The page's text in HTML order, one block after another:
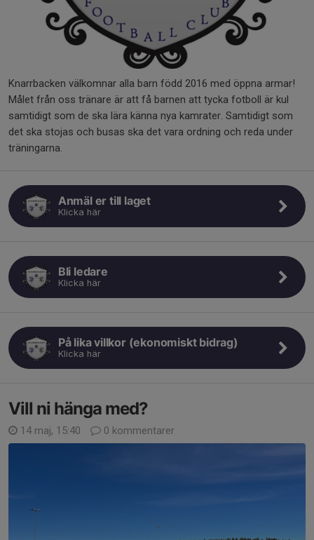
Knarrbacken välkomnar alla barn född 2016 med öppna armar!
Målet från oss tränare är att få barnen att tycka fotboll är kul
samtidigt som de ska lära känna nya kamrater. Samtidigt som
det ska stojas och busas ska det vara ordning och reda under
träningarna.
Anmäl er till laget
Klicka här
Bli ledare
Klicka här
På lika villkor (ekonomiskt bidrag)
Klicka här
Vill ni hänga med?
14 maj, 15:40 0 kommentarer